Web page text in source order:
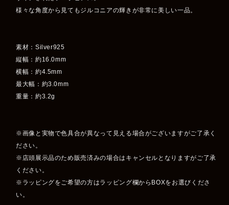
様々な角度から見てもジルコニアの輝きが非常に美しい一品。
素材：Silver925
縦幅：約16.0mm
横幅：約4.5mm
最大幅：約3.0mm
重量：約3.2g
※画像と実物で色具合が異なって見える場合がございますがご了承く
ださい。
※店頭展示品のため販売済みの場合はキャンセルとなりますがご了承
ください。
※ラッピングをご希望の方はラッピング欄からBOXをお選びくださ
い。